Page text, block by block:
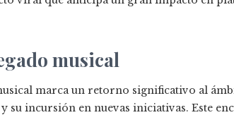
musical
marca un retorno significativo al
su incursión en nuevas iniciativas. Este